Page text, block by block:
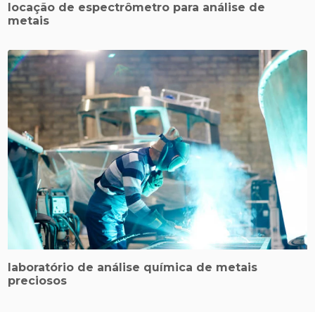
locação de espectrômetro para análise de
metais
laboratório de análise química de metais
preciosos